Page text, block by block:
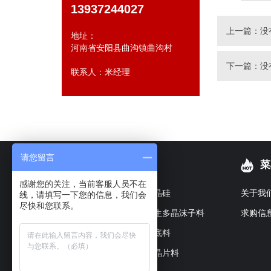
上一篇： 没
下一篇： 没
13937244027
地址：
河南省安阳县曲沟镇曲沟村
联系人：米经理
多晶硅 单晶硅
多晶边皮 原生多晶沫子料
单晶沫子料 锅底料
多晶小方锭 单晶片料
关于我
求购信
请您留言
感谢您的关注，当前客服人员不在
线，请填写一下您的信息，我们会
尽快和您联系。